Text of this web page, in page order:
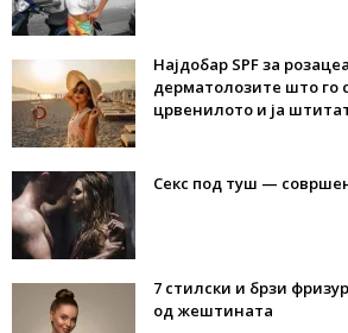
Најдобар SPF за
дерматолозите што го
црвенилото и ја
Секс под туш —
7 стилски и брзи
од жештината